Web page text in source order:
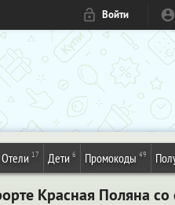
Войти
Отели 17 Дети 6 Промокоды 49
Красная Поляна со